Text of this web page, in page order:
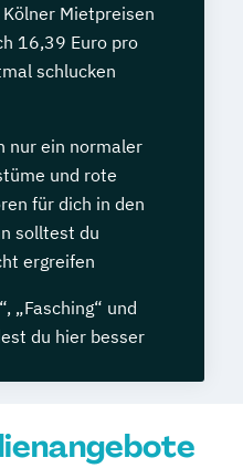
Mietpreisen
16,39 Euro pro
schlucken
nur ein normaler
und rote
für dich in den
solltest du
ergreifen
„Fasching“ und
du hier besser